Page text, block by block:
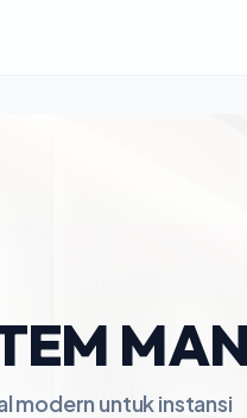
modern untuk instansi